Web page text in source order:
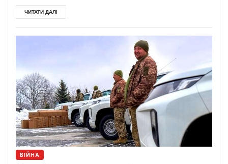
ЧИТАТИ ДАЛІ
ВІЙНА